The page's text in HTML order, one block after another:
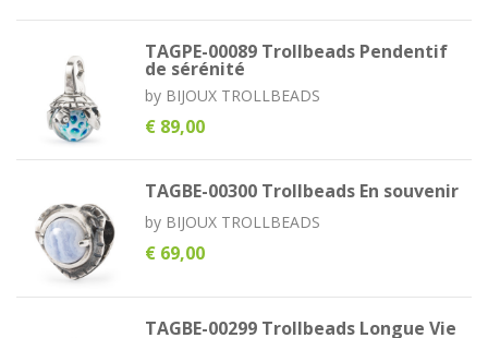
TAGPE-00089 Trollbeads Pendentif
de sérénité
by BIJOUX TROLLBEADS
€ 89,00
TAGBE-00300 Trollbeads En souvenir
by BIJOUX TROLLBEADS
€ 69,00
TAGBE-00299 Trollbeads Longue Vie